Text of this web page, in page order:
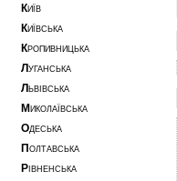
КИЇВ
КИЇВСЬКА
КРОПИВНИЦЬКА
Л УГАНСЬКА
Л ЬВІВСЬКА
М ИКОЛАЇВСЬКА
ОДЕСЬКА
П ОЛТАВСЬКА
Р ІВНЕНСЬКА